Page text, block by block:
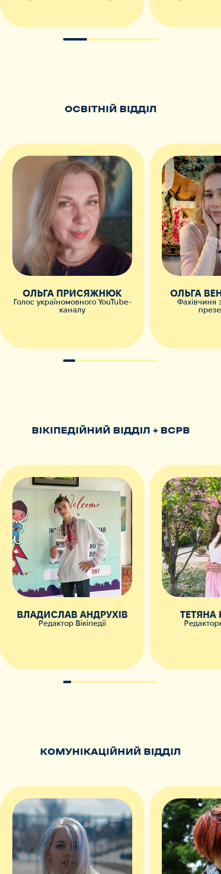
ОСВІТНІЙ ВІДДІЛ
ОЛЬГА ПРИСЯЖНЮК
Голос україномовного YouTube-
каналу
ОЛЬГА
Фахівчиня
ВІКІПЕДІЙНИЙ ВІДДІЛ + ВСРВ
ВЛАДИСЛАВ АНДРУХІВ
Редактор Вікіпедії
ТЕТЯНА
КОМУНІКАЦІЙНИЙ ВІДДІЛ